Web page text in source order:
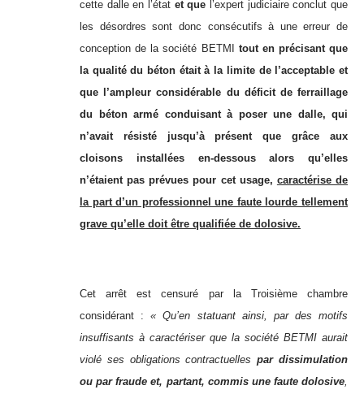
cette dalle en l’état et que l’expert judiciaire conclut que
les désordres sont donc consécutifs à une erreur de
conception de la société BETMI
tout en précisant que
la qualité du béton était à la limite de l’acceptable et
que l’ampleur considérable du déficit de ferraillage
du béton armé conduisant à poser une dalle, qui
n’avait résisté jusqu’à présent que grâce aux
cloisons installées en-dessous alors qu’elles
n’étaient pas prévues pour cet usage, caractérise de
la part d’un professionnel une faute lourde tellement
grave qu’elle doit être qualifiée de dolosive.
Cet arrêt est censuré par la Troisième chambre
considérant :« Qu’en statuant ainsi, par des motifs
insuffisants à caractériser que la société BETMI aurait
violé ses obligations contractuellespar dissimulation
ou par fraude et, partant, commis une faute dolosive,